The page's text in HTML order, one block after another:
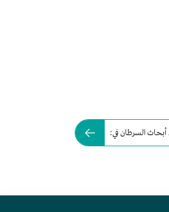
أبحاث السرطان في: